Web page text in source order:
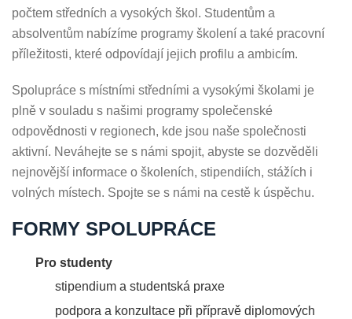
počtem středních a vysokých škol. Studentům a
absolventům nabízíme programy školení a také pracovní
příležitosti, které odpovídají jejich profilu a ambicím.
Spolupráce s místními středními a vysokými školami je
plně v souladu s našimi programy společenské
odpovědnosti v regionech, kde jsou naše společnosti
aktivní. Neváhejte se s námi spojit, abyste se dozvěděli
nejnovější informace o školeních, stipendiích, stážích i
volných místech. Spojte se s námi na cestě k úspěchu.
FORMY SPOLUPRÁCE
Pro studenty
stipendium a studentská praxe
podpora a konzultace při přípravě diplomových